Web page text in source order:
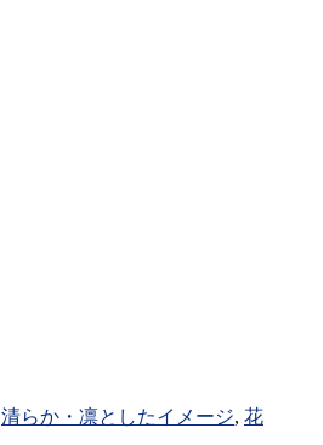
清らか・凛としたイメージ, 花